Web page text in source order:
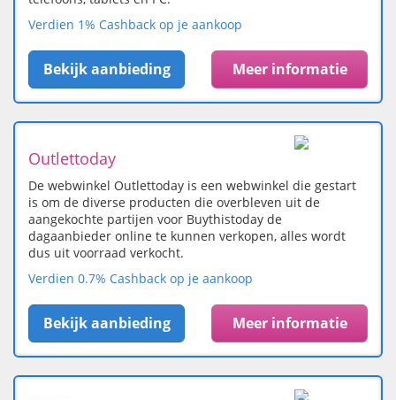
Verdien 1% Cashback op je aankoop
Bekijk aanbieding Meer informatie
Outlettoday
De webwinkel Outlettoday is een webwinkel die gestart
is om de diverse producten die overbleven uit de
aangekochte partijen voor Buythistoday de
dagaanbieder online te kunnen verkopen, alles wordt
dus uit voorraad verkocht.
Verdien 0.7% Cashback op je aankoop
Bekijk aanbieding Meer informatie